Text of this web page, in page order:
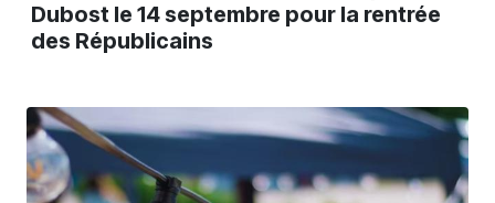
Dubost le 14 septembre pour la rentrée
des Républicains